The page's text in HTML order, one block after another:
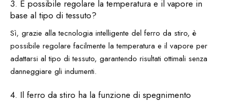
3. È possibile regolare la temperatura e il vapore in
base al tipo di tessuto?
Sì, grazie alla tecnologia intelligente del ferro da stiro, è
possibile regolare facilmente la temperatura e il vapore per
adattarsi al tipo di tessuto, garantendo risultati ottimali senza
danneggiare gli indumenti.
4. Il ferro da stiro ha la funzione di spegnimento